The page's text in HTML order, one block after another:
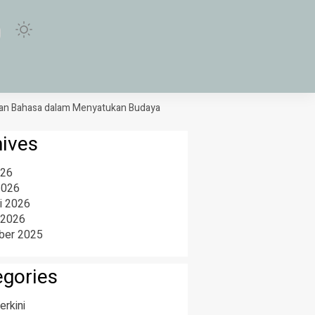
dalam Menyatukan Budaya di Purwokerto
2026
2025